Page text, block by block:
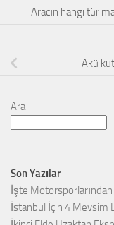
Aracın hangi tür
Akü
Ara
Son Yazılar
İşte Motorsporlarından
İstanbul İçin 4 Mevsim